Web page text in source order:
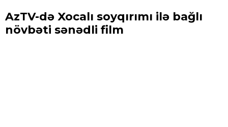
AzTV-də Xocalı soyqırımı ilə bağlı
növbəti sənədli film